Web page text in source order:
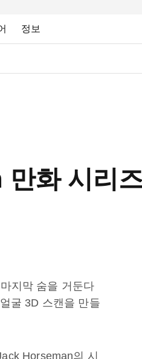
정보
화 시리
지막 숨을 거둔다
굴 3D 스캔을 만들
Horseman의 시